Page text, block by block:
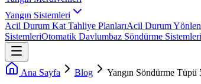
Yangın Sistemleri
Acil Durum Kat Tahliye PlanlarıAcil Durum
SistemleriOtomatik Davlumbaz Söndürme Sistemleri
Ana Sayfa Blog Yangın Söndürme Tüpü